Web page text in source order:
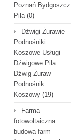
Poznań Bydgoszcz
Piła(0)
Dźwigi Żurawie
Podnośniki
Koszowe Usługi
Dźwigowe Piła
Dźwig Żuraw
Podnośnik
Koszowy (19)
Farma
fotowoltaiczna
budowa farm